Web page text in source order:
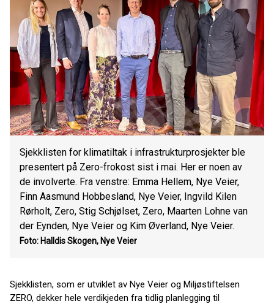
Sjekklisten for klimatiltak i infrastrukturprosjekter ble
presentert på Zero-frokost sist i mai. Her er noen av
de involverte. Fra venstre: Emma Hellem, Nye Veier,
Finn Aasmund Hobbesland, Nye Veier, Ingvild Kilen
Rørholt, Zero, Stig Schjølset, Zero, Maarten Lohne van
der Eynden, Nye Veier og Kim Øverland, Nye Veier.
Foto: Halldis Skogen, Nye Veier
Sjekklisten, som er utviklet av Nye Veier og Miljøstiftelsen
ZERO, dekker hele verdikjeden fra tidlig planlegging til